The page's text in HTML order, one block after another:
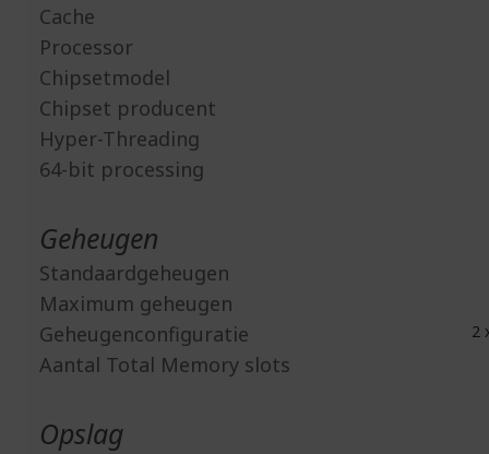
Cache
Processor
Chipsetmodel
Chipset producent
Hyper-Threading
64-bit processing
Geheugen
Standaardgeheugen
Maximum geheugen
Geheugenconfiguratie
2
Aantal Total Memory slots
Opslag